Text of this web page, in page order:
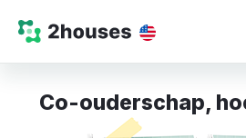
Co-ouderschap,